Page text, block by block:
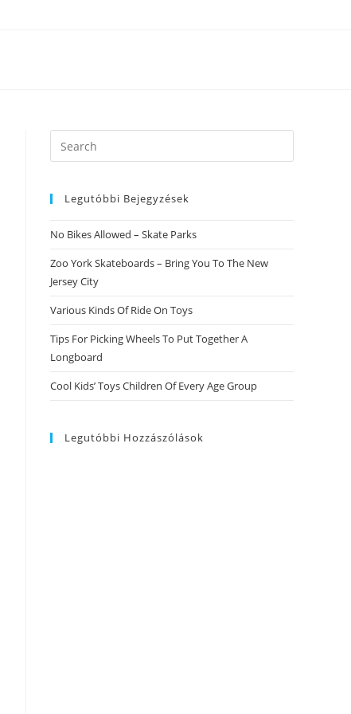
Search
this
Legutóbbi Bejegyzések
No Bikes Allowed – Skate Parks
Zoo York Skateboards – Bring You To The New
Jersey City
Various Kinds Of Ride On Toys
Tips For Picking Wheels To Put Together A
Longboard
Cool Kids’ Toys Children Of Every Age Group
Legutóbbi Hozzászólások